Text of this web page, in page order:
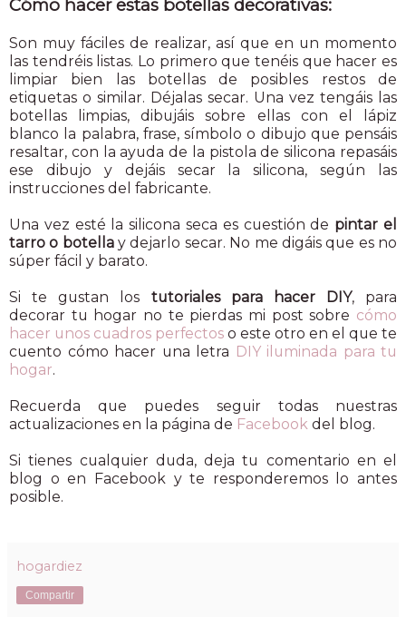
Cómo hacer estas botellas decorativas:
Son muy fáciles de realizar, así que en un momento
las tendréis listas. Lo primero que tenéis que hacer es
limpiar bien las botellas de posibles restos de
etiquetas o similar. Déjalas secar. Una vez tengáis las
botellas limpias, dibujáis sobre ellas con el lápiz
blanco la palabra, frase, símbolo o dibujo que pensáis
resaltar, con la ayuda de la pistola de silicona repasáis
ese dibujo y dejáis secar la silicona, según las
instrucciones del fabricante.
Una vez esté la silicona seca es cuestión de pintar el
tarro o botellay dejarlo secar. No me digáis que es no
súper fácil y barato.
Si te gustan los tutoriales para hacer DIY, para
decorar tu hogar no te pierdas mi post sobre cómo
hacer unos cuadros perfectos o este otro en el que te
cuento cómo hacer una letra DIY iluminada para tu
hogar.
Recuerda que puedes seguir todas nuestras
actualizaciones en la página de Facebook del blog.
Si tienes cualquier duda, deja tu comentario en el
blog o en Facebook y te responderemos lo antes
posible.
hogardiez
Compartir